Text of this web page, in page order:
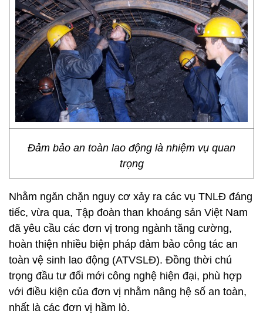
Đảm bảo an toàn lao động là nhiệm vụ quan
trọng
Nhằm ngăn chặn nguy cơ xảy ra các vụ TNLĐ đáng
tiếc, vừa qua, Tập đoàn than khoáng sản Việt Nam
đã yêu cầu các đơn vị trong ngành tăng cường,
hoàn thiện nhiều biện pháp đảm bảo công tác an
toàn vệ sinh lao động (ATVSLĐ). Đồng thời chú
trọng đầu tư đổi mới công nghệ hiện đại, phù hợp
với điều kiện của đơn vị nhằm nâng hệ số an toàn,
nhất là các đơn vị hầm lò.